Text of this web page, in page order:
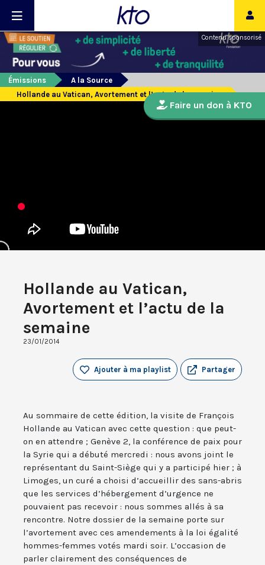
Contenu sponsorisé
Émissions
A la Source
Hollande au Vatican, Avortement et l’actu de la semaine
Hollande au Vatican,
Avortement et l’actu de la
semaine
23/01/2014
Partager
Ajouter à ma playlist
Au sommaire de cette édition, la visite de François
Hollande au Vatican avec cette question : que peut-
on en attendre ; Genève 2, la conférence de paix pour
la Syrie qui a débuté mercredi : nous avons joint le
représentant du Saint-Siège qui y a participé hier ; à
Limoges, un curé a choisi d’accueillir des sans-abris
que les services d’hébergement d’urgence ne
pouvaient pas recevoir : nous sommes allés à sa
rencontre. Notre dossier de la semaine porte sur
l’avortement avec ces amendements à la loi égalité
hommes-femmes votés mardi soir. L’occasion de
parler clairement des conséquences de
Faire un don à KTO